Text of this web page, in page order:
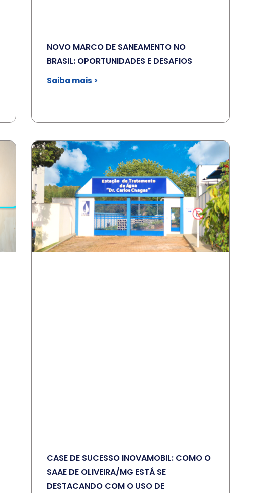
NOVO MARCO DE SANEAMENTO NO
BRASIL: OPORTUNIDADES E DESAFIOS
Saiba mais >
CASE DE SUCESSO INOVAMOBIL: COMO O
SAAE DE OLIVEIRA/MG ESTÁ SE
DESTACANDO COM O USO DE